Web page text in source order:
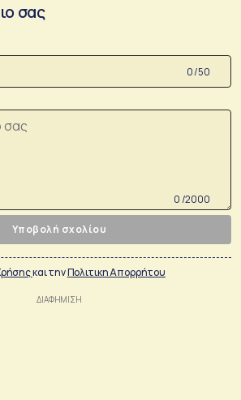
σας
0 /50
0 /2000
Υποβολή σχολίου
και τηνΠολιτικη Απορρήτου